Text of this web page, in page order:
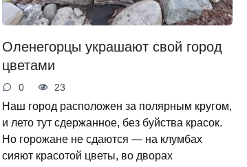
Оленегорцы украшают свой город
цветами
0 23
Наш город расположен за полярным кругом,
и лето тут сдержанное, без буйства красок.
Но горожане не сдаются — на клумбах
сияют красотой цветы, во дворах